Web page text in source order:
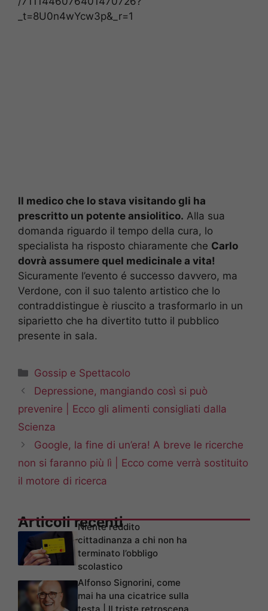
_t=8U0n4wYcw3p&_r=1
Il medico che lo stava visitando gli ha
prescritto un potente ansiolitico. Alla sua
domanda riguardo il tempo della cura, lo
specialista ha risposto chiaramente che Carlo
dovrà assumere quel medicinale a vita!
Sicuramente l’evento é successo davvero, ma
Verdone, con il suo talento artistico che lo
contraddistingue è riuscito a trasformarlo in un
siparietto che ha divertito tutto il pubblico
presente in sala.
Categorie
Gossip e Spettacolo
Depressione, mangiando così si può
prevenire | Ecco gli alimenti consigliati dalla
Scienza
Google, la fine di un’era! A breve le ricerche
non si faranno più lì | Ecco come verrà sostituito
il motore di ricerca
Articoli recenti
Niente reddito
cittadinanza a chi non ha
terminato l’obbligo
scolastico
Alfonso Signorini, come
mai ha una cicatrice sulla